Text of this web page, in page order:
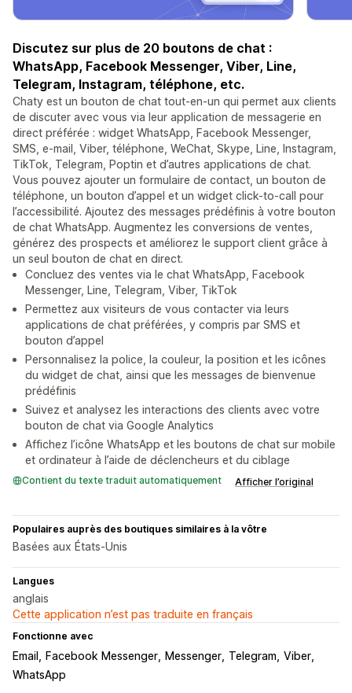
Discutez sur plus de 20 boutons de chat :
WhatsApp, Facebook Messenger, Viber, Line,
Telegram, Instagram, téléphone, etc.
Chaty est un bouton de chat tout-en-un qui permet aux clients
de discuter avec vous via leur application de messagerie en
direct préférée : widget WhatsApp, Facebook Messenger,
SMS, e-mail, Viber, téléphone, WeChat, Skype, Line, Instagram,
TikTok, Telegram, Poptin et d’autres applications de chat.
Vous pouvez ajouter un formulaire de contact, un bouton de
téléphone, un bouton d’appel et un widget click-to-call pour
l’accessibilité. Ajoutez des messages prédéfinis à votre bouton
de chat WhatsApp. Augmentez les conversions de ventes,
générez des prospects et améliorez le support client grâce à
un seul bouton de chat en direct.
Concluez des ventes via le chat WhatsApp, Facebook
Messenger, Line, Telegram, Viber, TikTok
Permettez aux visiteurs de vous contacter via leurs
applications de chat préférées, y compris par SMS et
bouton d’appel
Personnalisez la police, la couleur, la position et les icônes
du widget de chat, ainsi que les messages de bienvenue
prédéfinis
Suivez et analysez les interactions des clients avec votre
bouton de chat via Google Analytics
Affichez l’icône WhatsApp et les boutons de chat sur mobile
et ordinateur à l’aide de déclencheurs et du ciblage
Contient du texte traduit automatiquement Afficher l’original
Populaires auprès des boutiques similaires à la vôtre
Basées aux États-Unis
Langues
anglais
Cette application n’est pas traduite en français
Fonctionne avec
Email Facebook Messenger Messenger Telegram Viber
WhatsApp